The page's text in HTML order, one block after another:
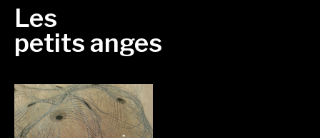
Les
petits anges